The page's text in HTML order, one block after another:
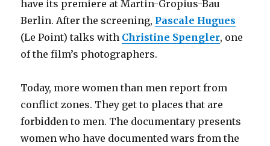
have its premiere at Martin-Gropius-Bau
Berlin. After the screening, Pascale Hugues
(Le Point) talks with Christine Spengler, one
of the film’s photographers.
Today, more women than men report from
conflict zones. They get to places that are
forbidden to men. The documentary presents
women who have documented wars from the